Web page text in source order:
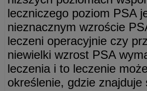
leczniczego poziom PSA
nieznacznym wzroście
leczeni operacyjnie czy
niewielki wzrost PSA
leczenia i to leczenie
określenie, gdzie znajduje